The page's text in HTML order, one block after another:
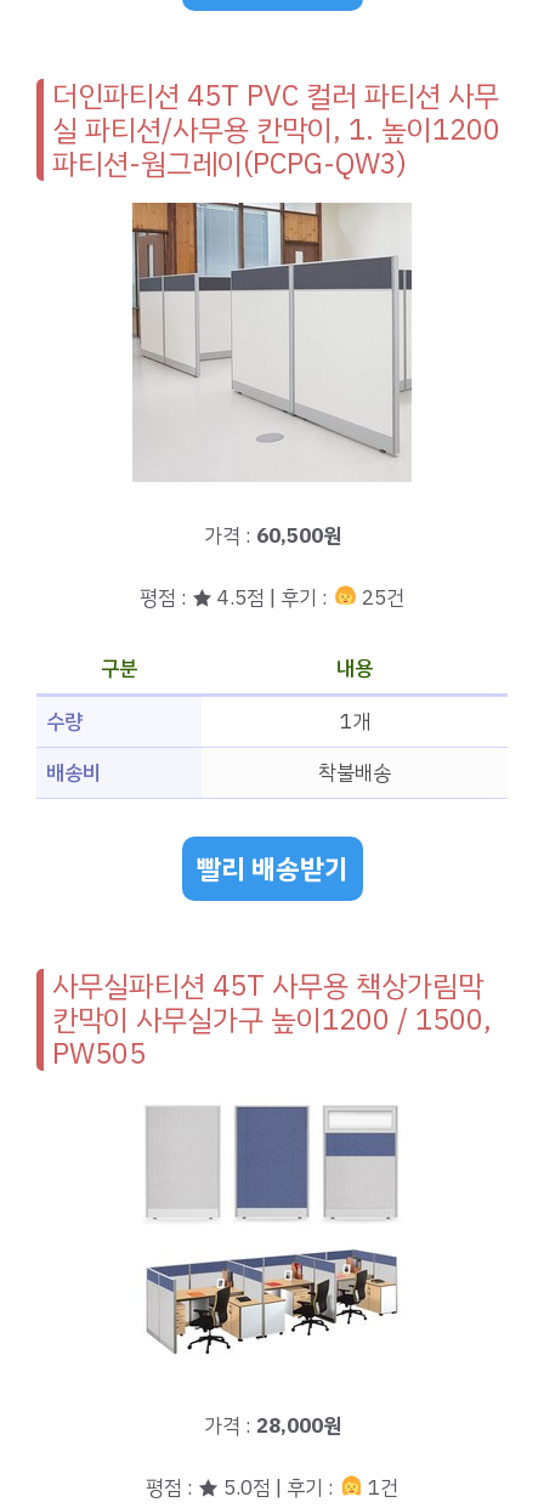
더인파티션 45T PVC 컬러 파티션 사무
실 파티션/사무용 칸막이, 1. 높이1200
파티션-웜그레이(PCPG-QW3)
가격 : 60,500원
평점 : ★ 4.5점 | 후기 : 25건
구분
내용
수량
1개
배송비
착불배송
빨리 배송받기
사무실파티션 45T 사무용 책상가림막
칸막이 사무실가구 높이1200 / 1500,
PW505
가격 : 28,000원
평점 : ★ 5.0점 | 후기 : 1건